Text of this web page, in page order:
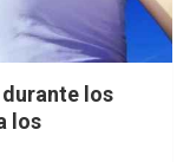
los
los